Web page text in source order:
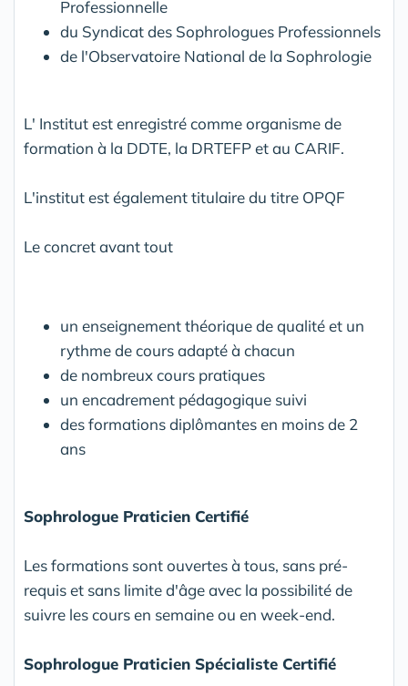
Professionnelle
du Syndicat des Sophrologues Professionnels
de l'Observatoire National de la Sophrologie
L' Institut est enregistré comme organisme de
formation à la DDTE, la DRTEFP et au CARIF.
L'institut est également titulaire du titre OPQF
Le concret avant tout
un enseignement théorique de qualité et un
rythme de cours adapté à chacun
de nombreux cours pratiques
un encadrement pédagogique suivi
des formations diplômantes en moins de 2
ans
Sophrologue Praticien Certifié
Les formations sont ouvertes à tous, sans pré-
requis et sans limite d'âge avec la possibilité de
suivre les cours en semaine ou en week-end.
Sophrologue Praticien Spécialiste Certifié